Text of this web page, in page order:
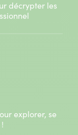
décrypter les
explorer, se